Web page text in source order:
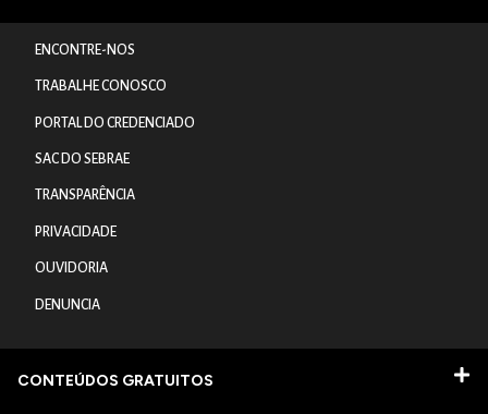
ENCONTRE-NOS
TRABALHE CONOSCO
PORTAL DO CREDENCIADO
SAC DO SEBRAE
TRANSPARÊNCIA
PRIVACIDADE
OUVIDORIA
DENUNCIA
CONTEÚDOS GRATUITOS